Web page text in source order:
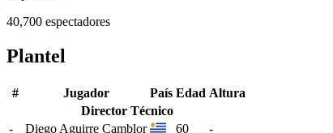
40,700 espectadores
Plantel
# Jugador País Edad Altura
Director Técnico
-
Diego Aguirre Camblor 60
-